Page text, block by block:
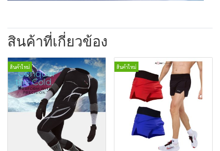
สินค้าที่เกี่ยวข้อง
สินค้าใหม่ สินค้าใหม่